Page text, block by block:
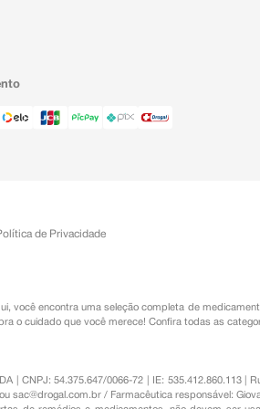
de Privacidade
você encontra uma seleção completa de
o cuidado que você merece! Confira todas as
| CNPJ: 54.375.647/0066-72 | IE: 535.412.860.113
ousac@drogal.com.br / Farmacêutica responsável: